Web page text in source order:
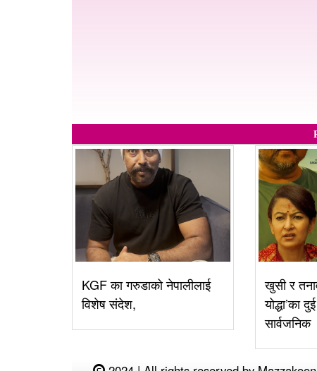
KGF का गरुडाको नेपालीलाई
विशेष संदेश,
खुसी र
योद्धा’का
सार्वजनिक